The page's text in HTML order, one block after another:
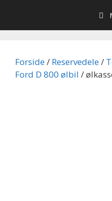
indhold
Forside/ Reservedele/
Ford D 800 ølbil /